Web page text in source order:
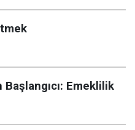
Emeklilik